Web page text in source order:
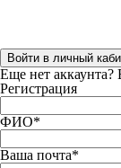
Войти в личный
Еще нет
Регистрация
ФИО*
Ваша почта*